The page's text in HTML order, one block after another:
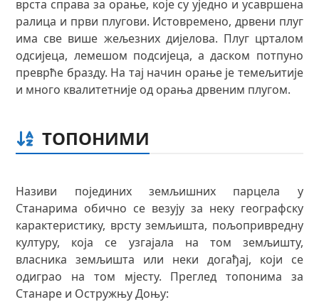
врста справа за орање, које су уједно и усавршена
ралица и први плугови. Истовремено, дрвени плуг
има све више жељезних дијелова. Плуг црталом
одсијеца, лемешом подсијеца, а даском потпуно
преврће бразду. На тај начин орање је темељитије
и много квалитетније од орања дрвеним плугом.
ТОПОНИМИ
Називи појединих земљишних парцела у
Станарима обично се везују за неку географску
карактеристику, врсту земљишта, пољопривредну
културу, која се узгајала на том земљишту,
власника земљишта или неки догађај, који се
одиграо на том мјесту. Преглед топонима за
Станаре и Остружњу Доњу: